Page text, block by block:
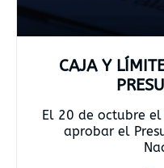
CAJA Y
El 20 de octubre
aprobar el